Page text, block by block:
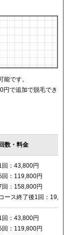
です。
円で追加で脱毛でき
回数・料金
回：43,800円
回：119,800円
回：158,800円
ース終了後1回：19,800
回：43,800円
回：119,800円